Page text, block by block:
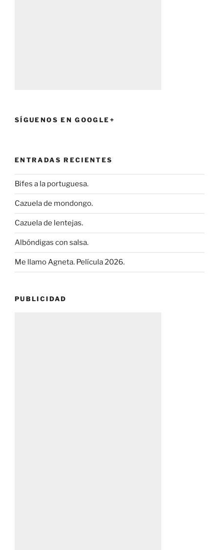
SÍGUENOS EN GOOGLE+
ENTRADAS RECIENTES
Bifes a la portuguesa.
Cazuela de mondongo.
Cazuela de lentejas.
Albóndigas con salsa.
Me llamo Agneta. Película 2026.
PUBLICIDAD